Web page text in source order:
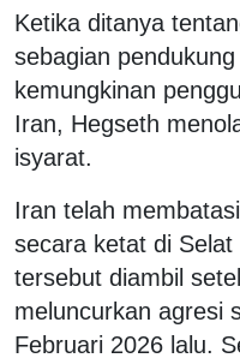
Ketika ditanya
sebagian
kemungkinan
Iran, Hegseth
isyarat.
Iran telah
secara ketat di
tersebut diambil
meluncurkan agresi
Februari 2026 lalu.